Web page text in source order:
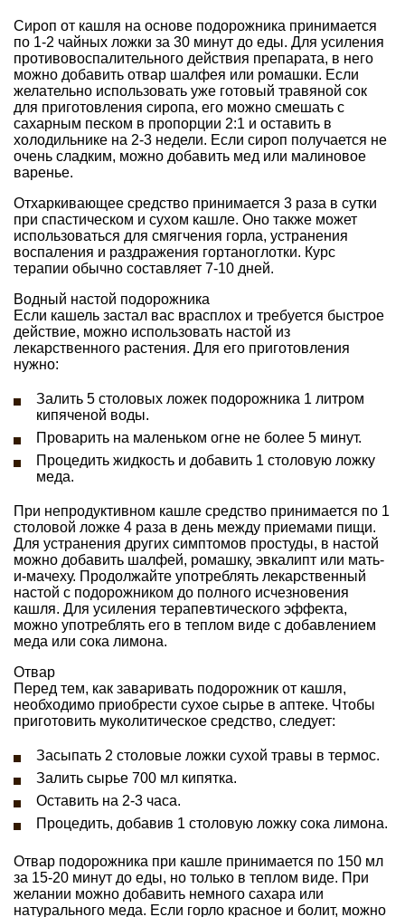
Сироп от кашля на основе подорожника принимается
по 1-2 чайных ложки за 30 минут до еды. Для усиления
противовоспалительного действия препарата, в него
можно добавить отвар шалфея или ромашки. Если
желательно использовать уже готовый травяной сок
для приготовления сиропа, его можно смешать с
сахарным песком в пропорции 2:1 и оставить в
холодильнике на 2-3 недели. Если сироп получается не
очень сладким, можно добавить мед или малиновое
варенье.
Отхаркивающее средство принимается 3 раза в сутки
при спастическом и сухом кашле. Оно также может
использоваться для смягчения горла, устранения
воспаления и раздражения гортаноглотки. Курс
терапии обычно составляет 7-10 дней.
Водный настой подорожника
Если кашель застал вас врасплох и требуется быстрое
действие, можно использовать настой из
лекарственного растения. Для его приготовления
нужно:
Залить 5 столовых ложек подорожника 1 литром
кипяченой воды.
Проварить на маленьком огне не более 5 минут.
Процедить жидкость и добавить 1 столовую ложку
меда.
При непродуктивном кашле средство принимается по 1
столовой ложке 4 раза в день между приемами пищи.
Для устранения других симптомов простуды, в настой
можно добавить шалфей, ромашку, эвкалипт или мать-
и-мачеху. Продолжайте употреблять лекарственный
настой с подорожником до полного исчезновения
кашля. Для усиления терапевтического эффекта,
можно употреблять его в теплом виде с добавлением
меда или сока лимона.
Отвар
Перед тем, как заваривать подорожник от кашля,
необходимо приобрести сухое сырье в аптеке. Чтобы
приготовить муколитическое средство, следует:
Засыпать 2 столовые ложки сухой травы в термос.
Залить сырье 700 мл кипятка.
Оставить на 2-3 часа.
Процедить, добавив 1 столовую ложку сока лимона.
Отвар подорожника при кашле принимается по 150 мл
за 15-20 минут до еды, но только в теплом виде. При
желании можно добавить немного сахара или
натурального меда. Если горло красное и болит, можно